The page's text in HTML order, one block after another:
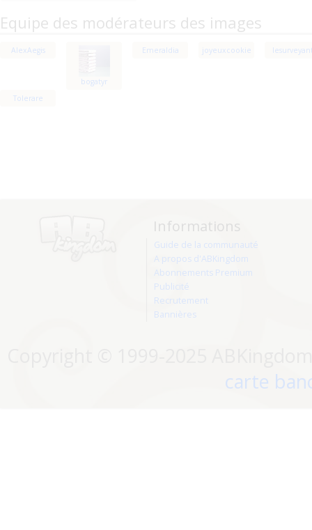
Equipe des modérateurs des images
AlexAegis
bogatyr
Emeraldia joyeuxcookie
Tolerare
Informations
Guide de la communauté
A propos d'ABKingdom
Abonnements Premium
Publicité
Recrutement
Bannières
carte